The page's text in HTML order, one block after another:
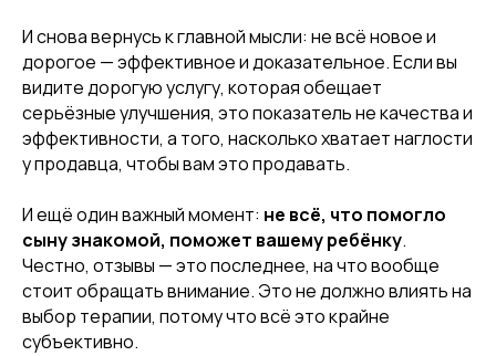
И снова вернусь к главной мысли: не всё новое и
дорогое — эффективное и доказательное. Если вы
видите дорогую услугу, которая обещает
серьёзные улучшения, это показатель не качества и
эффективности, а того, насколько хватает наглости
у продавца, чтобы вам это продавать.
И ещё один важный момент: не всё, что помогло
сыну знакомой, поможет вашему ребёнку.
Честно, отзывы — это последнее, на что вообще
стоит обращать внимание. Это не должно влиять на
выбор терапии, потому что всё это крайне
субъективно.